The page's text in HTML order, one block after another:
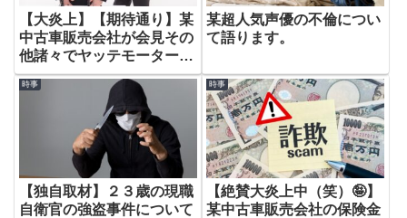
【大炎上】【期待通り】某
中古車販売会社が会見その
他諸々でヤッテモーター
話。
某超人気声優の不倫につい
て語ります。
時事
【独自取材】２３歳の現職
自衛官の強盗事件について
時事
【絶賛大炎上中（笑）🤪】
某中古車販売会社の保険金